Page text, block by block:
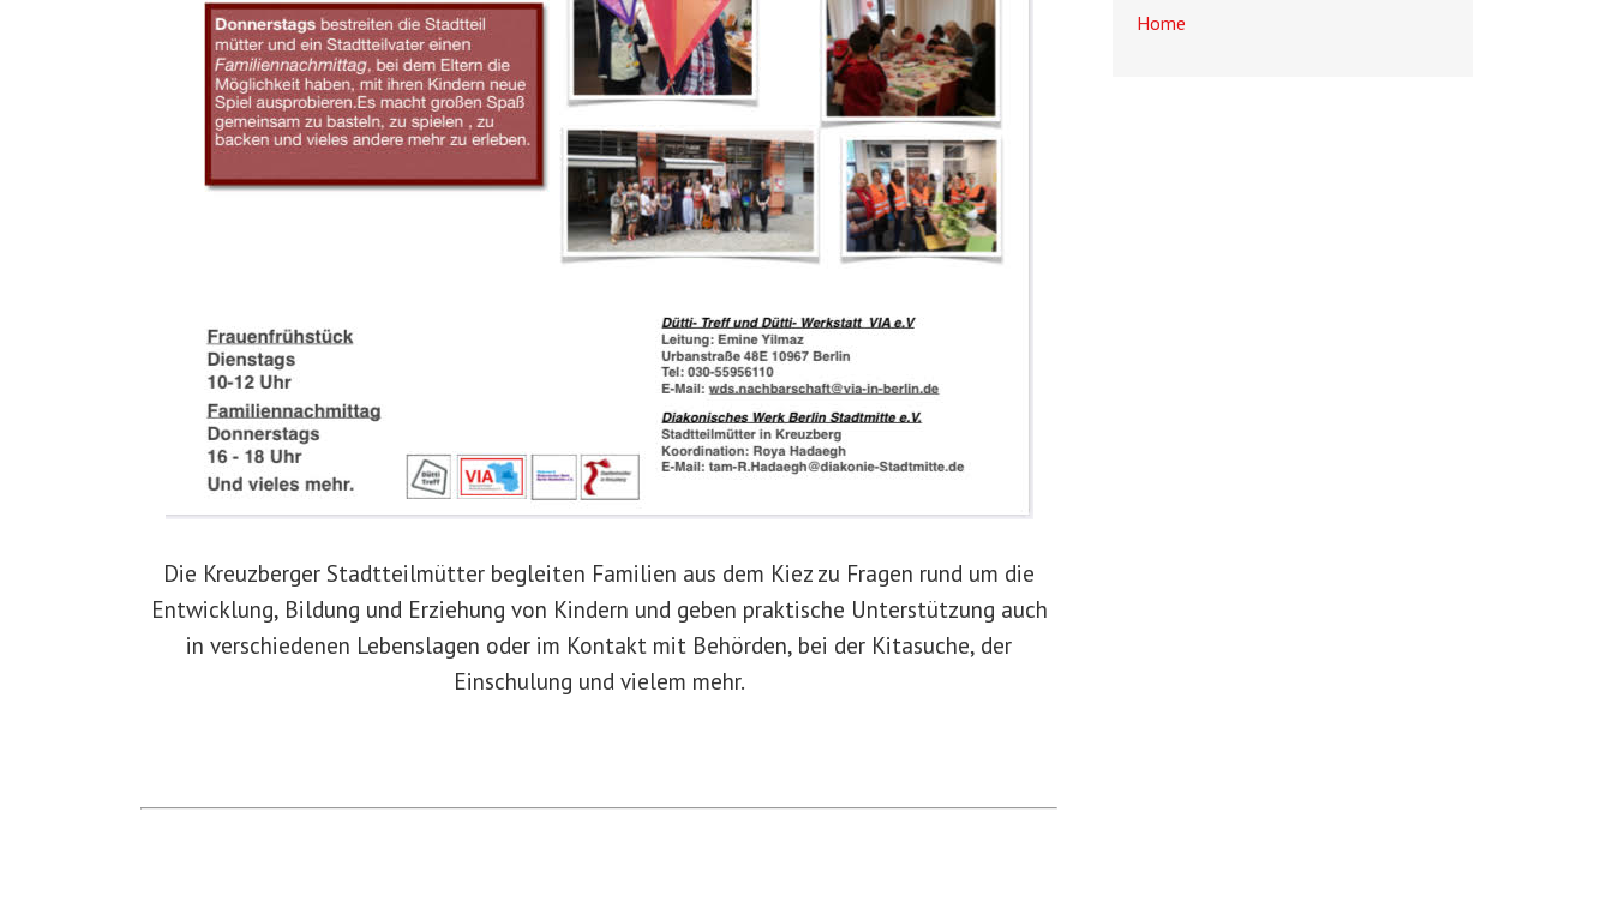
Die Kreuzberger Stadtteilmütter begleiten Familien aus dem Kiez zu Fragen rund um die
Entwicklung, Bildung und Erziehung von Kindern und geben praktische Unterstützung auch
in verschiedenen Lebenslagen oder im Kontakt mit Behörden, bei der Kitasuche, der
Einschulung und vielem mehr.
Home